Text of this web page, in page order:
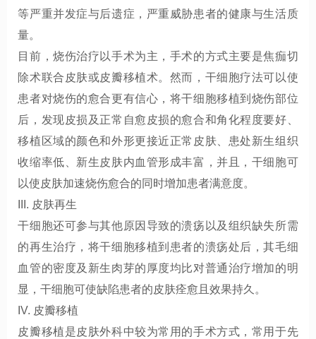
等严重并发症与后遗症，严重威胁患者的健康与生活质
量。
目前，烧伤治疗以手术为主，手术的方式主要是焦痂切
除术联合皮肤或皮瓣移植术。然而，干细胞疗法可以使
患者对烧伤的愈合更有信心，将干细胞移植到烧伤部位
后，发现皮损及正常自愈皮损的愈合和角化程度要好、
移植区域的颜色和外形更接近正常皮肤、患处新生组织
收缩率低、新生皮肤内血管形成丰富，并且，干细胞可
以使皮肤加速烧伤愈合的同时增加患者满意度。
III. 皮肤再生
干细胞还可参与其他原因导致的溃疡以及组织缺失所需
的再生治疗，将干细胞移植到患者的溃疡处后，其毛细
血管的密度及新生肉芽的厚度均比对普通治疗增加的明
显，干细胞可使缺陷患者的皮肤痊愈且效果持久。
IV. 皮瓣移植
皮瓣移植是皮肤外科中较为常用的手术方式，常用于先